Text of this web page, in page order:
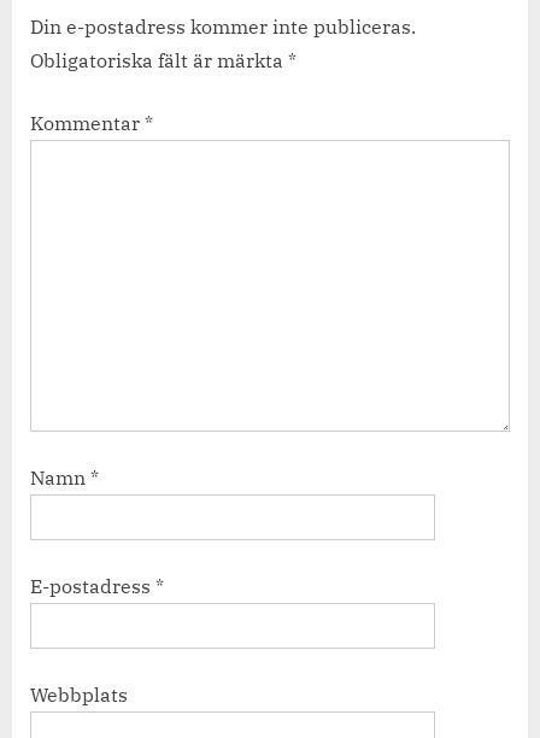
Din e-postadress kommer inte publiceras.
Obligatoriska fält är märkta *
Kommentar *
Namn *
E-postadress *
Webbplats